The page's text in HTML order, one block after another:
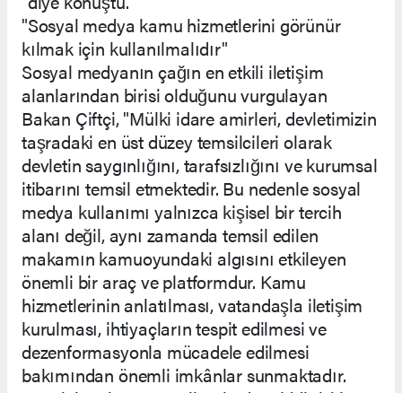
"Sosyal medya kamu hizmetlerini görünür
kılmak için kullanılmalıdır"
Sosyal medyanın çağın en etkili iletişim
alanlarından birisi olduğunu vurgulayan
Bakan Çiftçi, "Mülki idare amirleri, devletimizin
taşradaki en üst düzey temsilcileri olarak
devletin saygınlığını, tarafsızlığını ve kurumsal
itibarını temsil etmektedir. Bu nedenle sosyal
medya kullanımı yalnızca kişisel bir tercih
alanı değil, aynı zamanda temsil edilen
makamın kamuoyundaki algısını etkileyen
önemli bir araç ve platformdur. Kamu
hizmetlerinin anlatılması, vatandaşla iletişim
kurulması, ihtiyaçların tespit edilmesi ve
dezenformasyonla mücadele edilmesi
bakımından önemli imkânlar sunmaktadır.